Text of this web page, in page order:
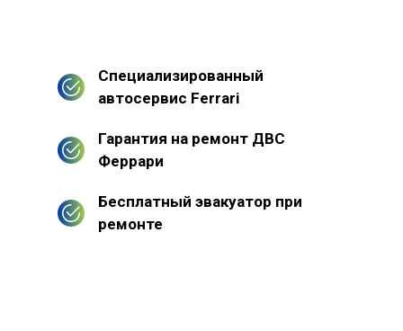
Специализированный
автосервис Ferrari
Гарантия на ремонт ДВС
Феррари
Бесплатный эвакуатор при
ремонте